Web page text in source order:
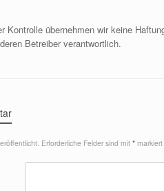
Kontrolle übernehmen wir keine
Betreiber verantwortlich.
Erforderliche Felder sind mit * markiert